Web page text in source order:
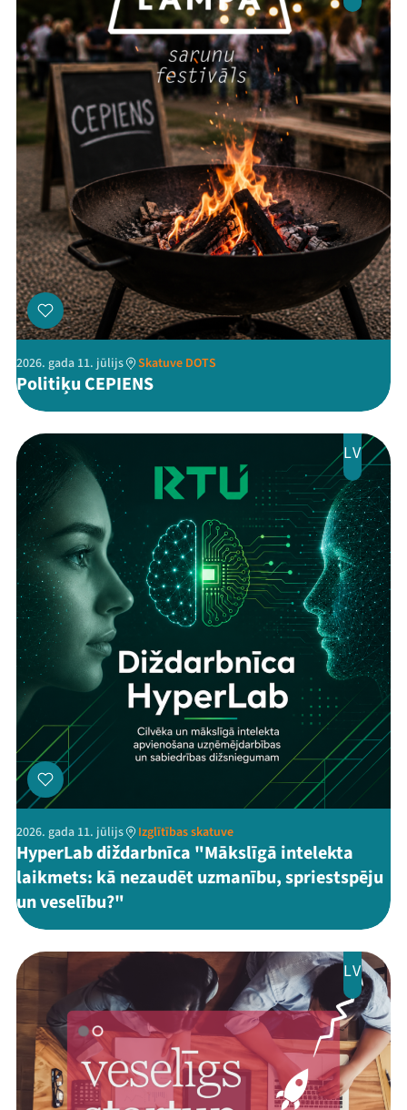
Festivāls
Programma
Arhīvs
Viņi bija LAMPĀ 2026
Jaunumi
Ziedo
Veikals
Kontakti
ThreadsFacebookYoutube
X Instagram
Flick TikTok
2026. gada 11. jūlijs Skatuve DOTS
Politiķu CEPIENS
LV
2026. gada 11. jūlijs Izglītības skatuve
HyperLab diždarbnīca "Mākslīgā intelekta
laikmets: kā nezaudēt uzmanību, spriestspēju
un veselību?"
LV